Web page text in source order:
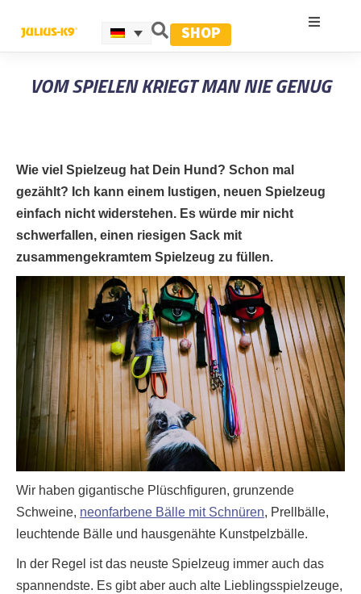
SHOP
VOM SPIELEN KRIEGT MAN NIE GENUG
Wie viel Spielzeug hat Dein Hund? Schon mal
gezählt? Ich kann einem lustigen, neuen Spielzeug
einfach nicht widerstehen. Es würde mir nicht
schwerfallen, einen riesigen Sack mit
zusammengekramtem Spielzeug zu füllen.
Wir haben gigantische Plüschfiguren, grunzende
Schweine, neonfarbene Bälle mit Schnüren, Prellbälle,
leuchtende Bälle und hausgenähte Kunstpelzbälle.
In der Regel ist das neuste Spielzeug immer auch das
spannendste. Es gibt aber auch alte Lieblingsspielzeuge,